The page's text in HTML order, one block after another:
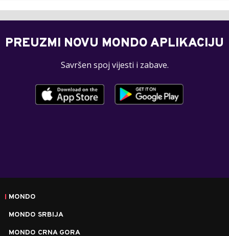
PREUZMI NOVU MONDO APLIKACIJU
Savršen spoj vijesti i zabave.
MONDO
MONDO SRBIJA
MONDO CRNA GORA